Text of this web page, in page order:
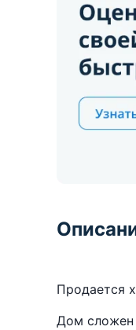
Продается
Дом сложен